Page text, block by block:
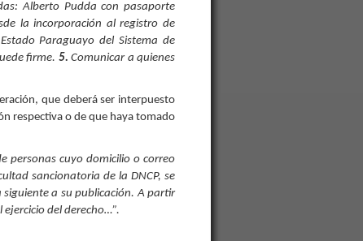
Alberto Pudda con pasaporte
la incorporación al registro de
Paraguayo del Sistema de
firme. 5. Comunicar a quienes
que deberá ser interpuesto
respectiva o de que haya tomado
personas cuyo domicilio o correo
sancionatoria de la DNCP, se
a su publicación. A partir
del derecho…”.